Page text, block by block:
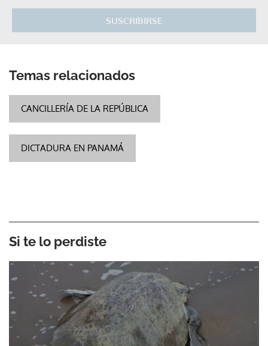
SUSCRIBIRSE
Temas relacionados
CANCILLERÍA DE LA REPÚBLICA
DICTADURA EN PANAMÁ
Si te lo perdiste